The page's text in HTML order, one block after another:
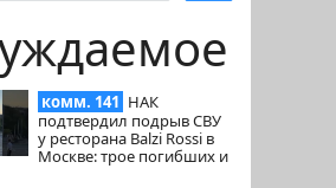
комм. 141 НАК
подтвердил подрыв СВУ
у ресторана Balzi Rossi в
Москве: трое погибших и